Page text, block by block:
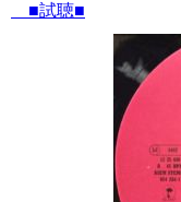
■試聴■